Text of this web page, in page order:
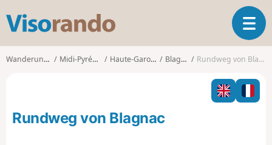
s
o
o
T
o
g
l
n
Wanderungen Midi-Pyrénées Haute-Garonne Blagnac Rundweg von Blagnac
Rundweg von Blagnac